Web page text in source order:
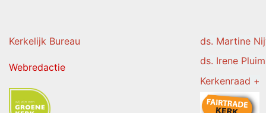
Kerkelijk Bureau ds. Martine
Webredactie
ds. Irene Pluim
Kerkenraad +